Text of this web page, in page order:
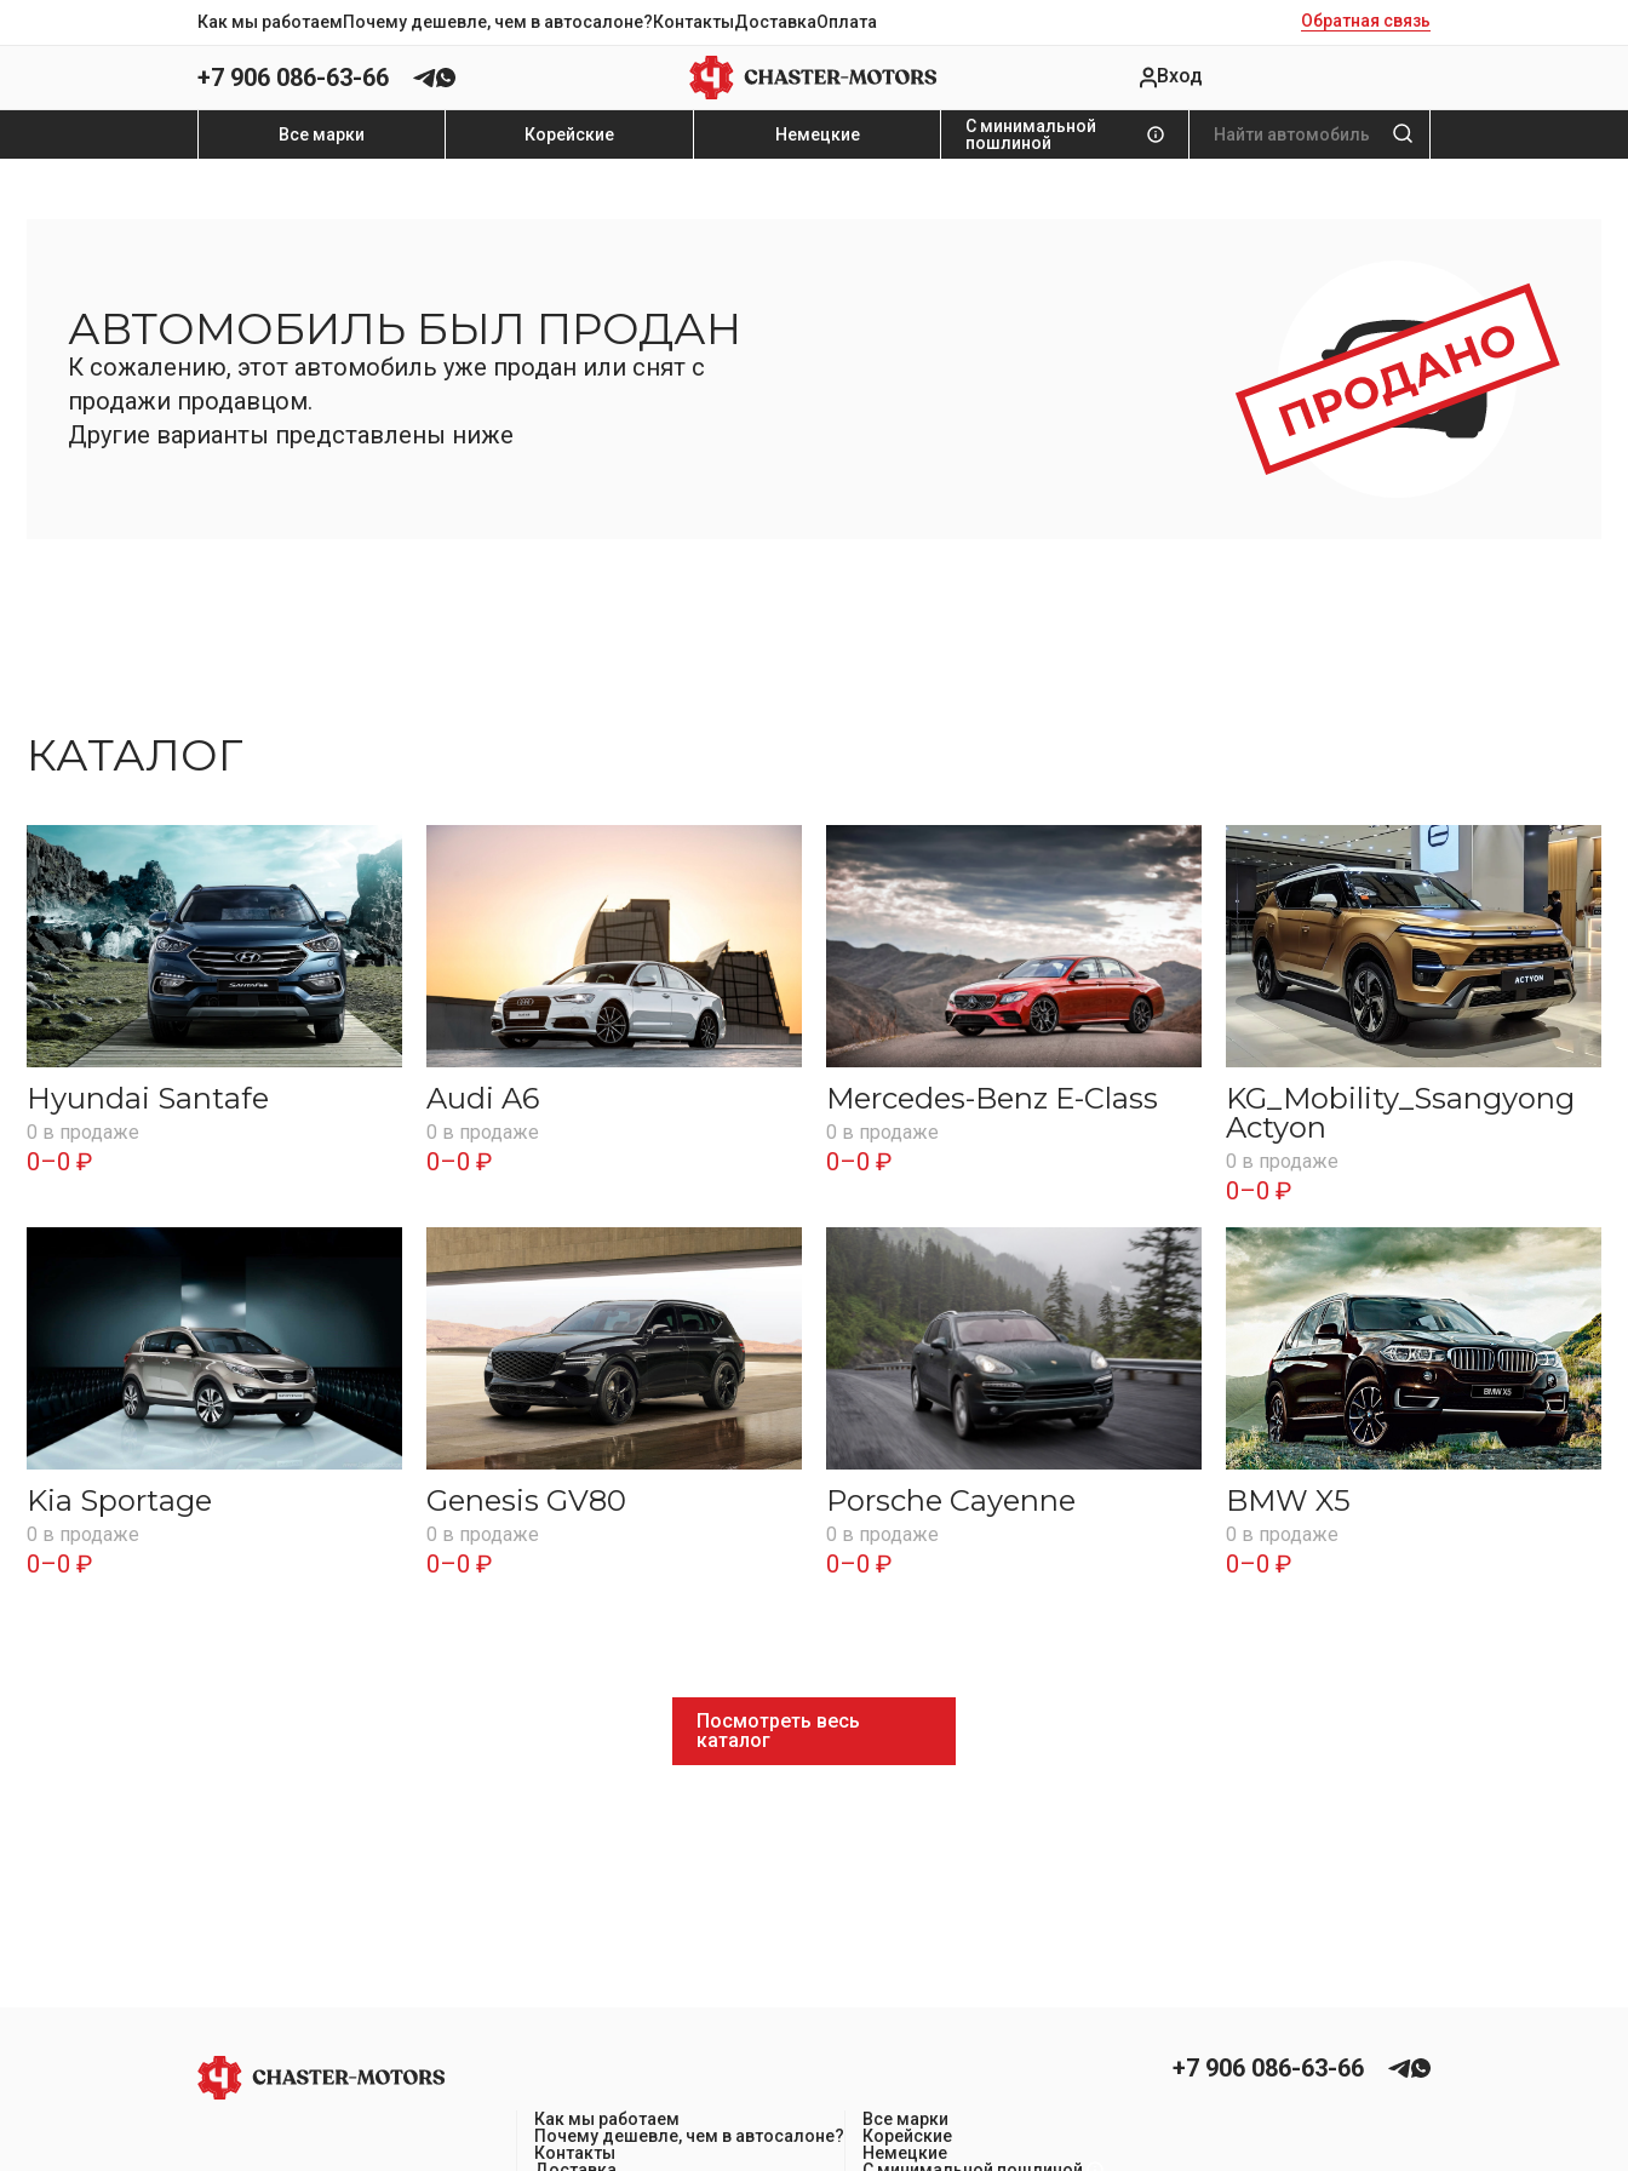
Как мы работаемПочему дешевле, чем в автосалоне?КонтактыДоставкаОплата Обратная связь
+7 906 086-63-66 Вход
Все марки Корейские Немецкие
С минимальной
пошлиной
АВТОМОБИЛЬ БЫЛ ПРОДАН
К сожалению, этот автомобиль уже продан или снят с
продажи продавцом.
Другие варианты представлены ниже
КАТАЛОГ
Hyundai Santafe
0 в продаже
0–0 ₽
Audi A6
0 в продаже
0–0 ₽
Mercedes-Benz E-Class
0 в продаже
0–0 ₽
KG_Mobility_Ssangyong
Actyon
0 в продаже
0–0 ₽
Kia Sportage
0 в продаже
0–0 ₽
Genesis GV80
0 в продаже
0–0 ₽
Porsche Cayenne
0 в продаже
0–0 ₽
BMW X5
0 в продаже
0–0 ₽
Посмотреть весь
каталог
Как мы работаем
Почему дешевле, чем в автосалоне?
Контакты
Все марки
Корейские
Немецкие
+7 906 086-63-66